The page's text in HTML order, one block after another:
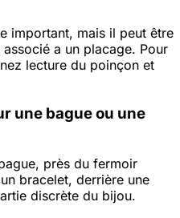
important, mais il peut être
a un placage. Pour
lecture du poinçon et
une bague ou une
près du fermoir
bracelet, derrière une
discrète du bijou.